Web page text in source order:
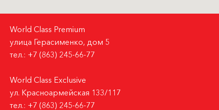
World Class Premium
улица Герасименко, дом 5
тел.: +7 (863) 245-66-77
World Class Exclusive
ул. Красноармейская 133/117
тел.: +7 (863) 245-66-77